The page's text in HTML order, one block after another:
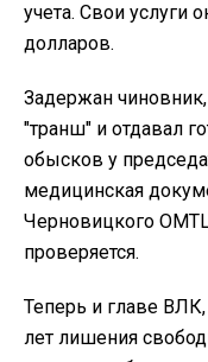
учета. Свои услуги
долларов.
Задержан
"транш" и отдавал
обысков у
медицинская
Черновицкого
проверяется.
Теперь и главе
лет лишения